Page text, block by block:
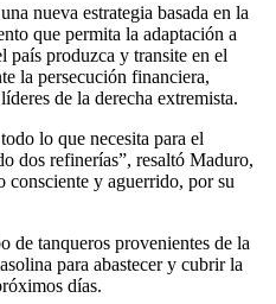
nueva estrategia basada en la
que permita la adaptación a
país produzca y transite en el
la persecución financiera,
de la derecha extremista.
lo que necesita para el
dos refinerías”, resaltó Maduro,
consciente y aguerrido, por su
de tanqueros provenientes de la
para abastecer y cubrir la
días.